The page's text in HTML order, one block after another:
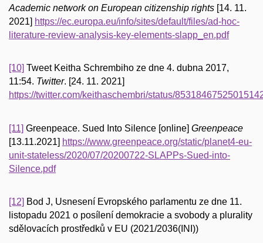
Academic network on European citizenship rights [14. 11.
2021] https://ec.europa.eu/info/sites/default/files/ad-hoc-
literature-review-analysis-key-elements-slapp_en.pdf
[10] Tweet Keitha Schrembiho ze dne 4. dubna 2017,
11:54. Twitter. [24. 11. 2021]
https://twitter.com/keithaschembri/status/
[11] Greenpeace. Sued Into Silence [online] Greenpeace
[13.11.2021] https://www.greenpeace.org/static/planet4-eu-
unit-stateless/2020/07/20200722-SLAPPs-Sued-into-
Silence.pdf
[12] Bod J, Usnesení Evropského parlamentu ze dne 11.
listopadu 2021 o posílení demokracie a svobody a plurality
sdělovacích prostředků v EU (2021/2036(INI))